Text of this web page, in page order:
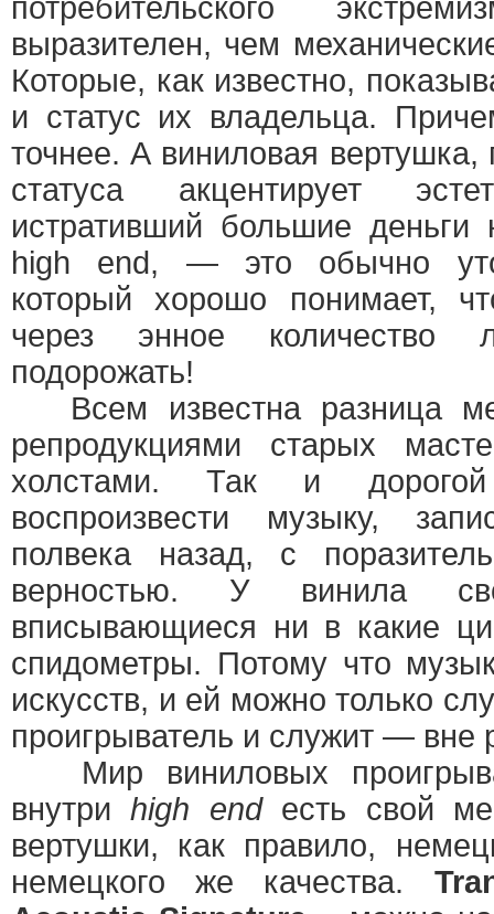
потребительского
выразителен, чем
Которые, как известно,
и статус их владельца.
точнее. А виниловая
статуса акцентирует
истративший большие
high end, — это обычно
который хорошо понимает,
через энное количество
подорожать!
Всем известна разница
репродукциями старых
холстами. Так и
воспроизвести музыку,
полвека назад, с
верностью. У винила
вписывающиеся ни в какие
спидометры. Потому что
искусств, и ей можно только
проигрыватель и служит — вне
Мир виниловых
внутриhigh endесть свой
вертушки, как правило,
немецкого же качества.